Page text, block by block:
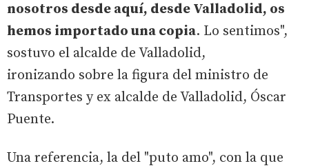
nosotros desde aquí, desde Valladolid, os
hemos importado una copia. Lo sentimos",
sostuvo el alcalde de Valladolid,
ironizando sobre la figura del ministro de
Transportes y ex alcalde de Valladolid, Óscar
Puente.
Una referencia, la del "puto amo", con la que